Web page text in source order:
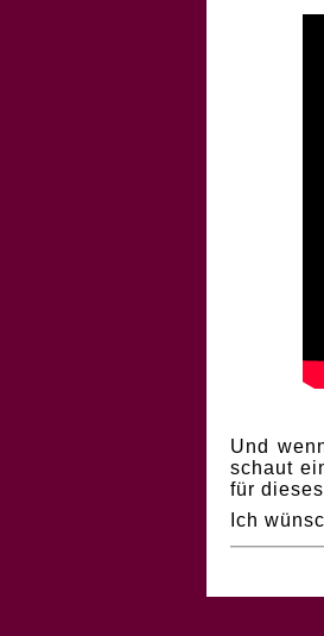
Und
schaut
für
Ich